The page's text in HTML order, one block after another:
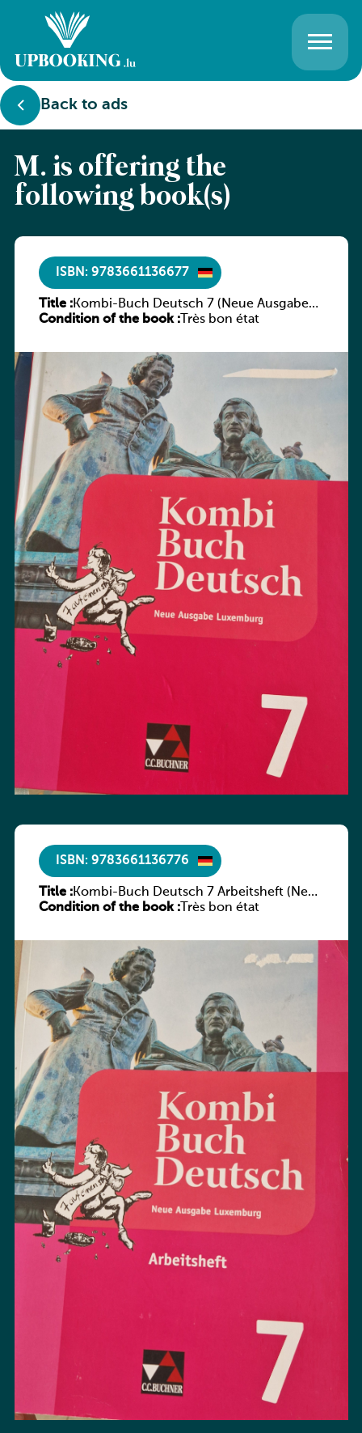
Back to ads
M. is offering the
following book(s)
ISBN: 9783661136677
Title :Kombi-Buch Deutsch 7 (Neue Ausgabe
Luxemburg)
Condition of the book :Très bon état
ISBN: 9783661136776
Title :Kombi-Buch Deutsch 7 Arbeitsheft (Neue
Ausgabe Luxemburg)
Condition of the book :Très bon état